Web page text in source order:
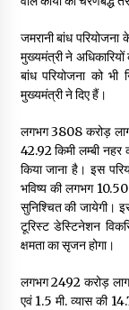
जमरानी बांध
मुख्यमंत्री ने
बांध परियोजना को भी
मुख्यमंत्री ने दिए हैं।
लगभग ₹3808 करोड़
42.92 किमी लम्बी नहर
किया जाना है। इस
भविष्य की लगभग
सुनिश्चित की जायेगी।
टूरिस्ट डेस्टिनेशन
क्षमता का सृजन होगा।
लगभग ₹2492 करोड़
एवं 1.5 मी. व्यास की